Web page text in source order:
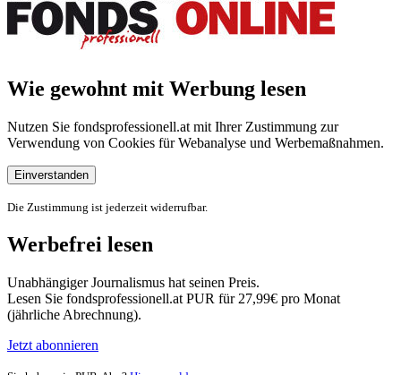
Wie gewohnt mit Werbung lesen
Nutzen Sie fondsprofessionell.at mit Ihrer Zustimmung zur
Verwendung von Cookies für Webanalyse und Werbemaßnahmen.
Einverstanden
Die Zustimmung ist jederzeit widerrufbar.
Werbefrei lesen
Unabhängiger Journalismus hat seinen Preis.
Lesen Sie fondsprofessionell.at PUR für 27,99€ pro Monat
(jährliche Abrechnung).
Jetzt abonnieren